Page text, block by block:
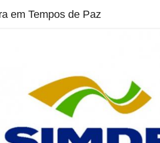
em Tempos de Paz